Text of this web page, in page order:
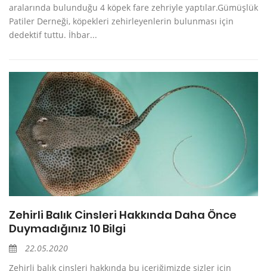
aralarında bulunduğu 4 köpek fare zehriyle yaptılar.Gümüşlük
Patiler Derneği, köpekleri zehirleyenlerin bulunması için
dedektif tuttu. İhbar...
Zehirli Balık Cinsleri Hakkında Daha Önce
Duymadığınız 10 Bilgi
22.05.2020
Zehirli balık cinsleri hakkında bu içeriğimizde sizler için